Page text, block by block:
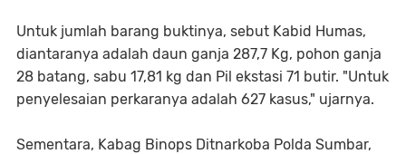
Untuk jumlah barang buktinya, sebut Kabid Humas,
diantaranya adalah daun ganja 287,7 Kg, pohon ganja
28 batang, sabu 17,81 kg dan Pil ekstasi 71 butir. "Untuk
penyelesaian perkaranya adalah 627 kasus," ujarnya.
Sementara, Kabag Binops Ditnarkoba Polda Sumbar,